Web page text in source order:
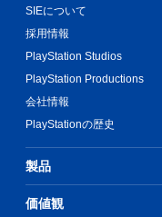
SIEについて
採用情報
PlayStation Studios
PlayStation Productions
会社情報
PlayStationの歴史
製品
価値観